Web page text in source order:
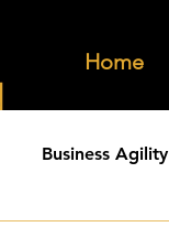
Home
Business Agility